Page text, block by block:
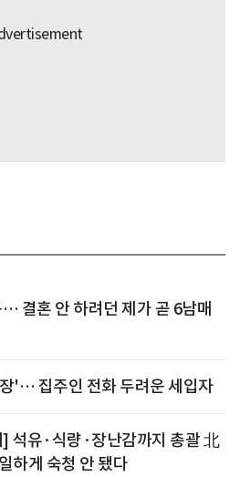
결혼 안 하려던 제가 곧 6남매
'… 집주인 전화 두려운 세입자
석유·식량·장난감까지 총괄 北
하게 숙청 안 됐다